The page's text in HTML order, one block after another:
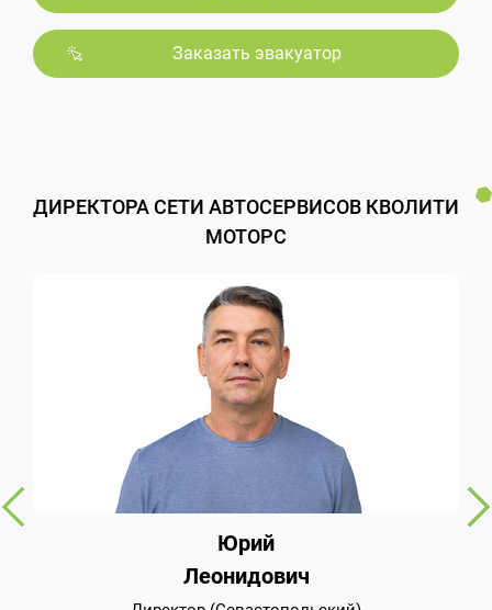
Заказать эвакуатор
ДИРЕКТОРА СЕТИ АВТОСЕРВИСОВ КВОЛИТИ
МОТОРС
Юрий
Леонидович